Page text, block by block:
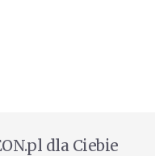
dla Ciebie